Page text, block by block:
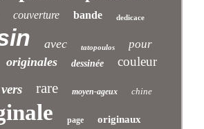
couverture bande dedicace
avec tatopoulos pour
originales dessinée couleur
vers rare moyen-ageux chine
page originaux